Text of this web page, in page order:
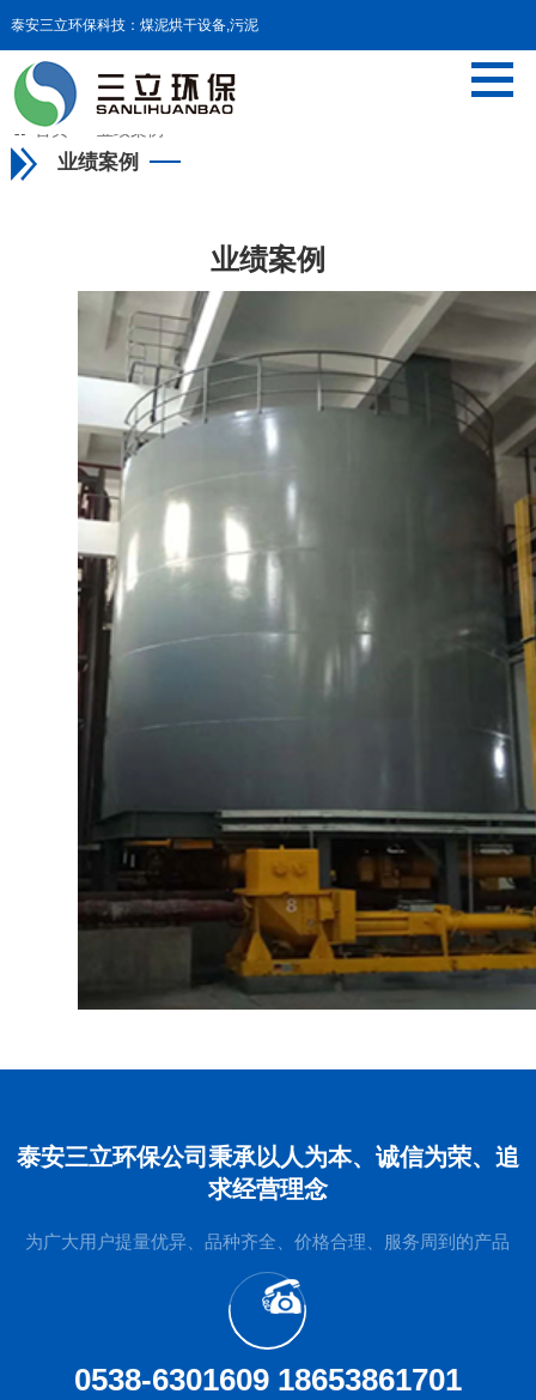
泰安三立环保科技：煤泥烘干设备,污泥
干化设备,污泥料仓等设备
 首页
业绩案例
业绩案例
泰安三立环保公司秉承以人为本、诚信为荣、追
求经营理念
为广大用户提量优异、品种齐全、价格合理、服务周到的产品
0538-6301609 18653861701